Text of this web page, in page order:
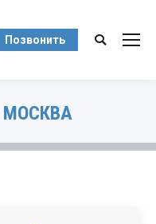
Позвонить Поиск:
МОСКВА